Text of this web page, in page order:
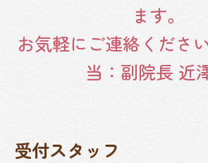
ます。
お気軽にご連絡くださ
当：副院長 近
受付スタッフ